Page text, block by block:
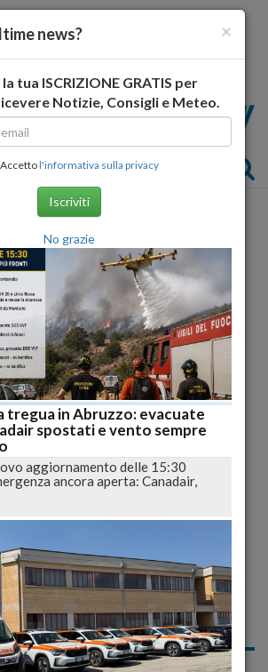
2009 2011
2014 2015 2016 2017
2020 2021 2022 2023
2026
Apr Mag Giu Lug
Nov Dic
Venerdì, 14
×
news?
tua ISCRIZIONE GRATIS per
Notizie, Consigli e Meteo.
Accettol'informativa sulla privacy
Iscriviti
No grazie
tregua in Abruzzo: evacuate
spostati e vento sempre
aggiornamento delle 15:30
ancora aperta: Canadair,